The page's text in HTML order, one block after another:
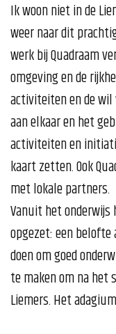
Ik woon niet in de
weer naar dit
werk bij Quadraam
omgeving en de
activiteiten en de wil
aan elkaar en het
activiteiten en
kaart zetten. Ook
met lokale partners.
Vanuit het onderwijs
opgezet: een
doen om goed
te maken om na het
Liemers. Het